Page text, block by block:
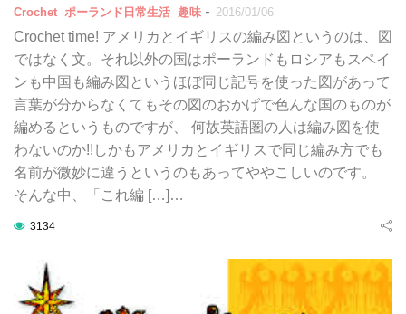
Crochet ポーランド日常生活 趣味 - 2016/01/06
Crochet time! アメリカとイギリスの編み図というのは、図
ではなく文。それ以外の国はポーランドもロシアもスペイ
ンも中国も編み図というほぼ同じ記号を使った図があって
言葉が分からなくてもその図のおかげで色んな国のものが
編めるというものですが、 何故英語圏の人は編み図を使
わないのか!!しかもアメリカとイギリスで同じ編み方でも
名前が微妙に違うというのもあってややこしいのです。
そんな中、「これ編 […]…
3134